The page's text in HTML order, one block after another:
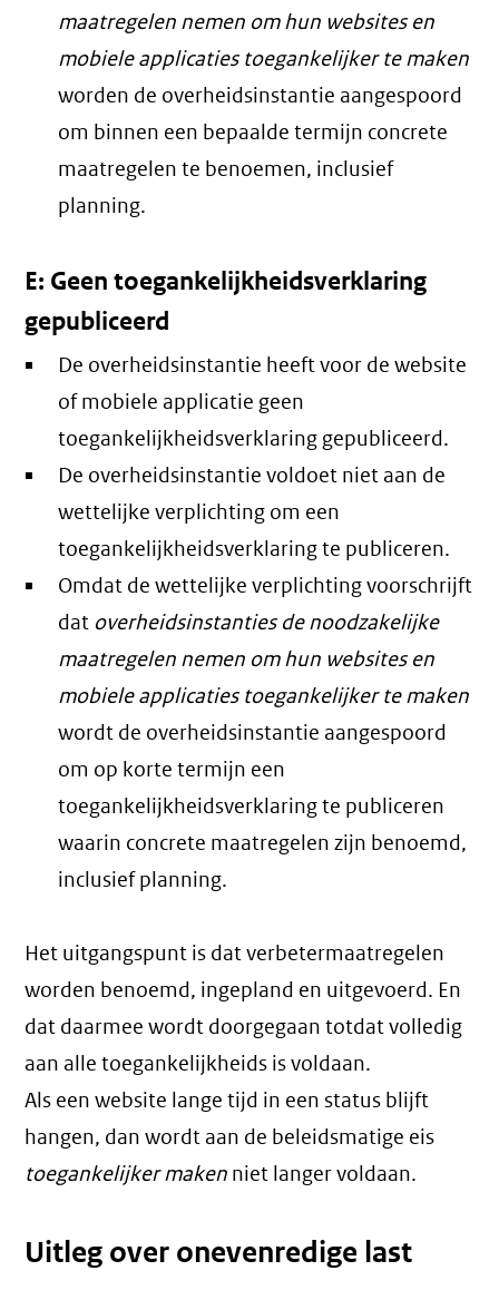
maatregelen nemen om hun websites en
mobiele applicaties toegankelijker te maken
worden de overheidsinstantie aangespoord
om binnen een bepaalde termijn concrete
maatregelen te benoemen, inclusief
planning.
E: Geen toegankelijkheidsverklaring
gepubliceerd
De overheidsinstantie heeft voor de website
of mobiele applicatie geen
toegankelijkheidsverklaring gepubliceerd.
De overheidsinstantie voldoet niet aan de
wettelijke verplichting om een
toegankelijkheidsverklaring te publiceren.
Omdat de wettelijke verplichting voorschrijft
dat overheidsinstanties de noodzakelijke
maatregelen nemen om hun websites en
mobiele applicaties toegankelijker te maken
wordt de overheidsinstantie aangespoord
om op korte termijn een
toegankelijkheidsverklaring te publiceren
waarin concrete maatregelen zijn benoemd,
inclusief planning.
Het uitgangspunt is dat verbetermaatregelen
worden benoemd, ingepland en uitgevoerd. En
dat daarmee wordt doorgegaan totdat volledig
aan alle toegankelijkheids is voldaan.
Als een website lange tijd in een status blijft
hangen, dan wordt aan de beleidsmatige eis
toegankelijker maken niet langer voldaan.
Uitleg over onevenredige last